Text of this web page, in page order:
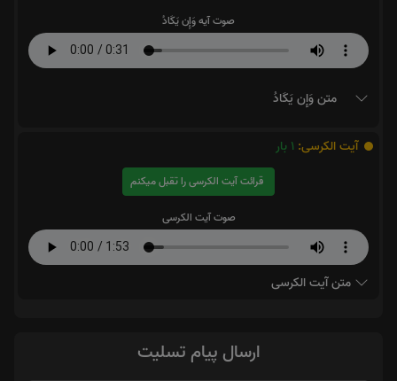
صوت آیه وَإِن يَكَادُ
متن وَإِن يَكَادُ
آیت الکرسی: 1 بار
قرائت آیت الکرسی را تقبل میکنم
صوت آیت الکرسی
متن آیت الکرسی
ارسال پیام تسلیت